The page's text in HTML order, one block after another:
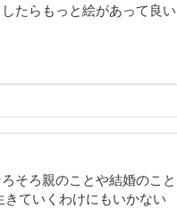
たらもっと絵があって良い
そろ親のことや結婚のこと
ていくわけにもいかない